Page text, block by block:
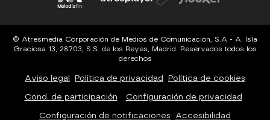
© Atresmedia Corporación de Medios de Comunicación, S.A - A. Isla
Graciosa 13, 28703, S.S. de los Reyes, Madrid. Reservados todos los
derechos
Aviso legal Política de privacidad Política de cookies
Cond. de participación Configuración de privacidad
Configuración de notificaciones Accesibilidad